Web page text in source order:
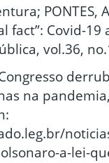
PONTES,
fact”: Covid-
vol.36,
Congresso
na
a-lei-